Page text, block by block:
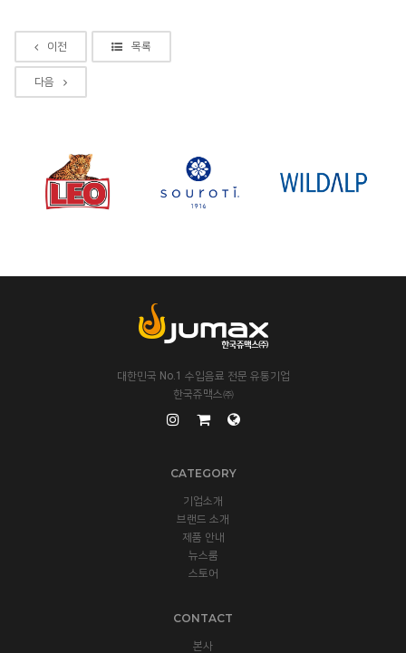
이전 목록
다음
대한민국 No.1 수입음료 전문 유통기업
한국쥬맥스㈜
CATEGORY
기업소개
브랜드 소개
제품 안내
뉴스룸
스토어
CONTACT
본사